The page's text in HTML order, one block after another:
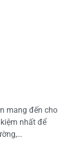
mang đến cho
nhất để